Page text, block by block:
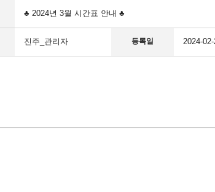
♣ 2024년 3월 시간표 안내 ♣
진주_관리자 등록일 2024-